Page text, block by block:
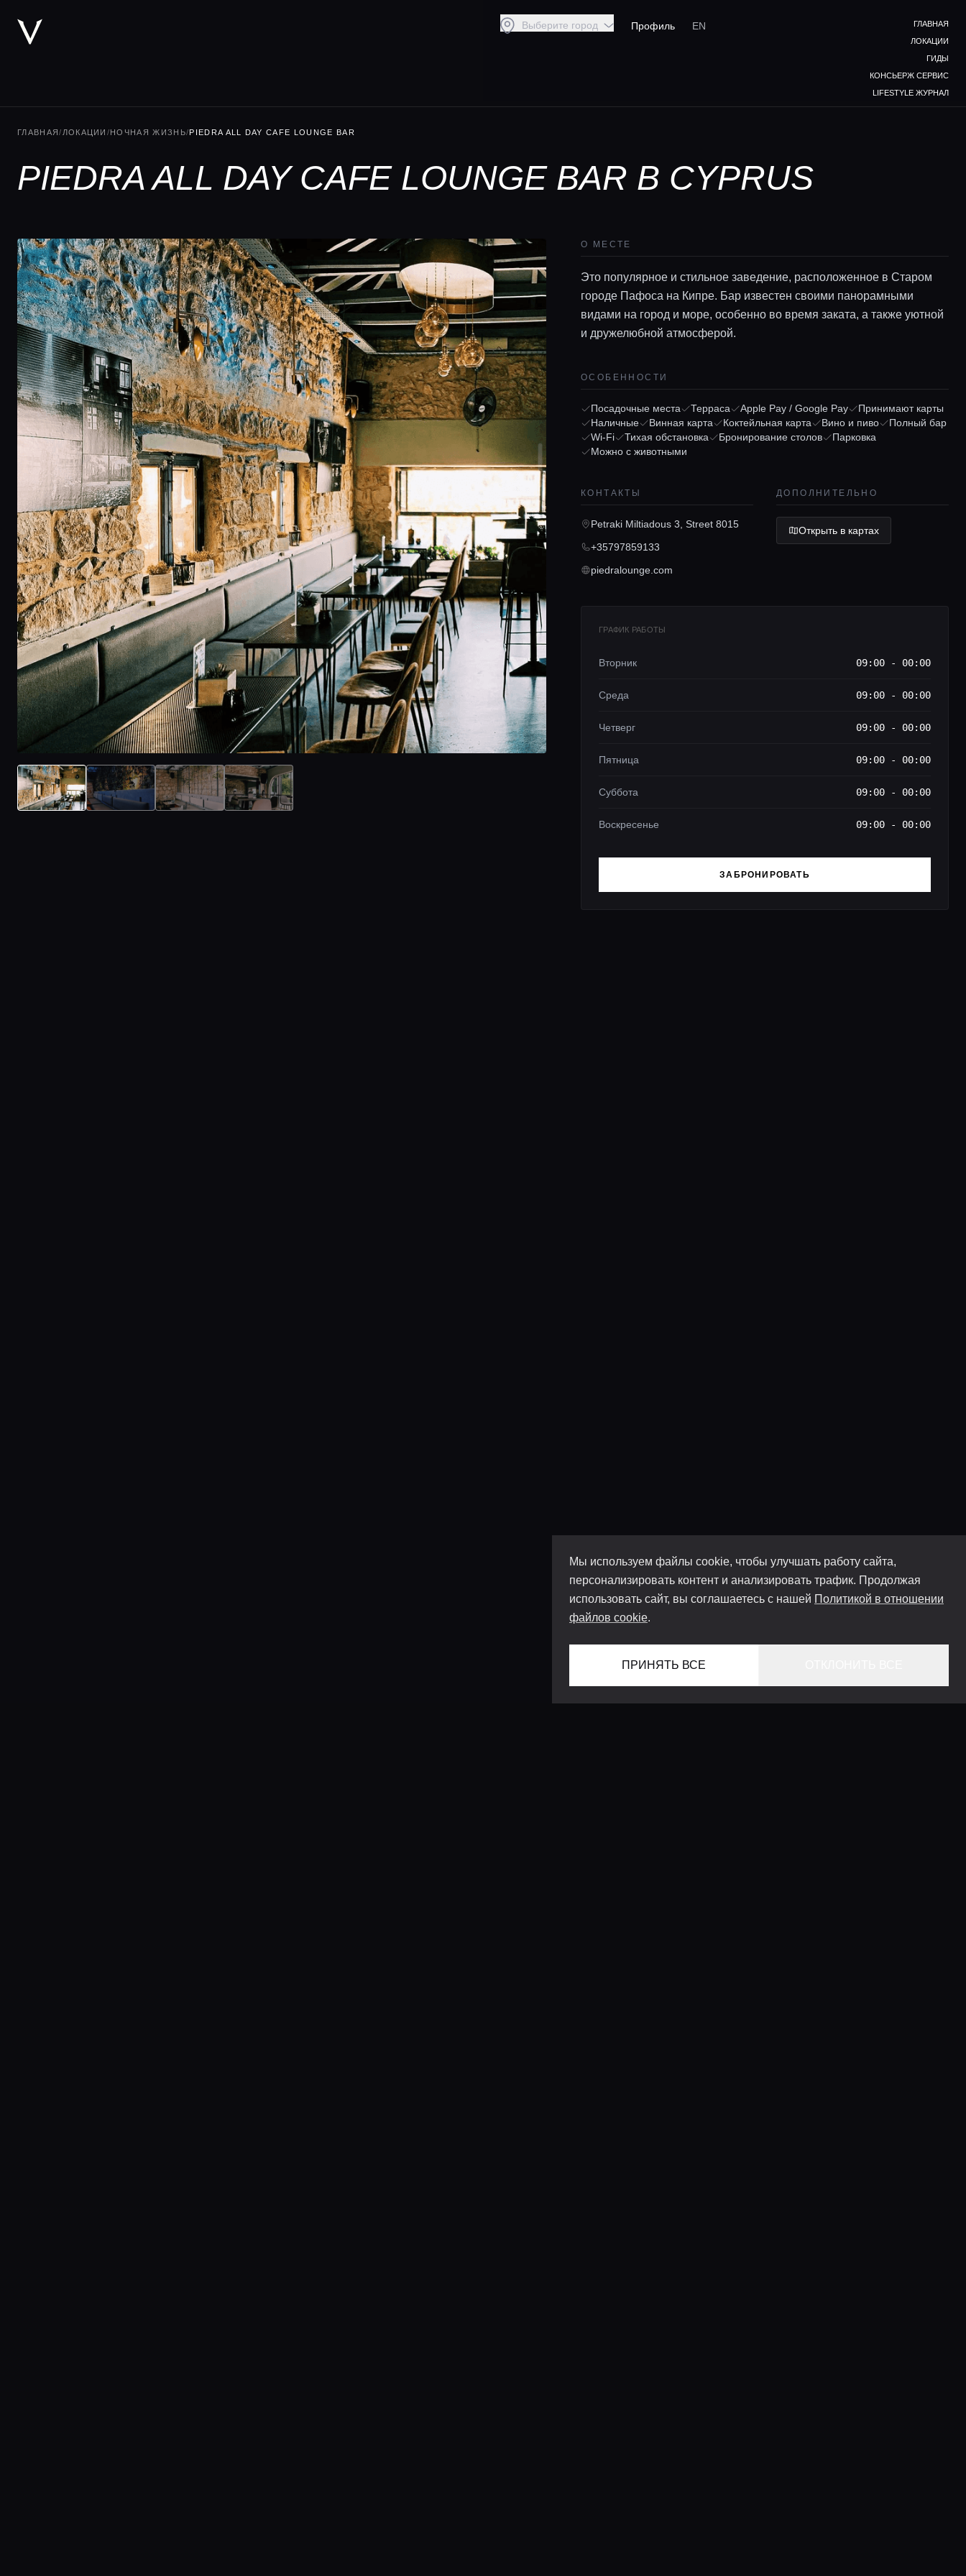
Мы используем файлы cookie, чтобы улучшать работу сайта,
персонализировать контент и анализировать трафик. Продолжая
использовать сайт, вы соглашаетесь с нашей Политикой в отношении
файлов cookie.
ПРИНЯТЬ ВСЕ
Выберите город Профиль EN
ГЛАВНАЯ
ЛОКАЦИИ
ГИДЫ
КОНСЬЕРЖ СЕРВИС
LIFESTYLE ЖУРНАЛ
ГЛАВНАЯ/ ЛОКАЦИИ /НОЧНАЯ ЖИЗНЬ/PIEDRA ALL DAY CAFE LOUNGE BAR
PIEDRA ALL DAY CAFE LOUNGE BAR В CYPRUS
О МЕСТЕ
Это популярное и стильное заведение, расположенное в Старом
городе Пафоса на Кипре. Бар известен своими панорамными
видами на город и море, особенно во время заката, а также уютной
и дружелюбной атмосферой.
ОСОБЕННОСТИ
Посадочные места Терраса Apple Pay / Google Pay
Принимают карты
Наличные
Винная карта Коктейльная карта Вино и пиво
Полный бар
Wi-Fi
Тихая обстановка Бронирование столов
Парковка
Можно с животными
КОНТАКТЫ
Petraki Miltiadous 3, Street 8015
+35797859133
piedralounge.com
ДОПОЛНИТЕЛЬНО
Открыть в картах
ГРАФИК РАБОТЫ
Вторник 09:00 - 00:00
Среда 09:00 - 00:00
Четверг 09:00 - 00:00
Пятница 09:00 - 00:00
Суббота 09:00 - 00:00
Воскресенье 09:00 - 00:00
ЗАБРОНИРОВАТЬ